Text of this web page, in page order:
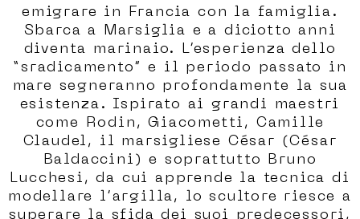
emigrare in Francia con la famiglia.
Sbarca a Marsiglia e a diciotto anni
diventa marinaio. L’esperienza dello
“sradicamento” e il periodo passato in
mare segneranno profondamente la sua
esistenza. Ispirato ai grandi maestri
come Rodin, Giacometti, Camille
Claudel, il marsigliese César (César
Baldaccini) e soprattutto Bruno
Lucchesi, da cui apprende la tecnica di
modellare l’argilla, lo scultore riesce a
superare la sfida dei suoi predecessori,